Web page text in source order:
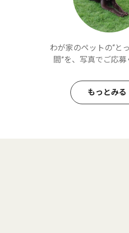
わが家のペットの“と
間”を、写真でご応募
もっとみる